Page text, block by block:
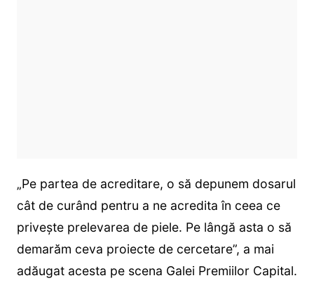
„Pe partea de acreditare, o să depunem dosarul
cât de curând pentru a ne acredita în ceea ce
privește prelevarea de piele. Pe lângă asta o să
demarăm ceva proiecte de cercetare”, a mai
adăugat acesta pe scena Galei Premiilor Capital.